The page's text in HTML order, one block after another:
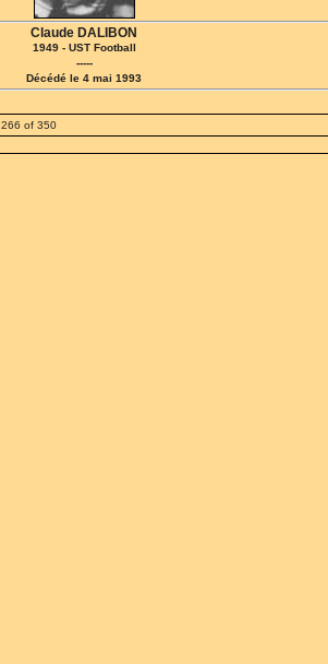
Claude DALIBON
1949 - UST Football
-----
Décédé le 4 mai 1993
266 of 350